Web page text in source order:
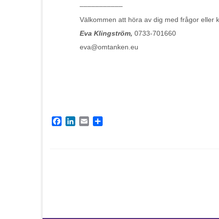
–––––––––––
Välkommen att höra av dig med frågor eller
Eva Klingström, 0733-701660
eva@omtanken.eu
Facebook
LinkedIn
Email